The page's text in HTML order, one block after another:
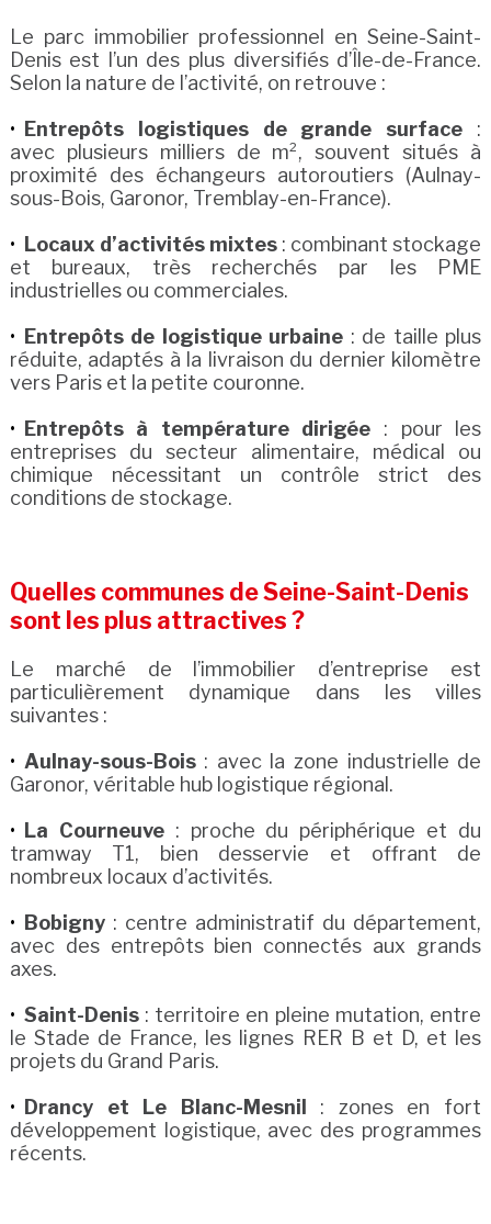
Le parc immobilier professionnel en Seine-Saint-
Denis est l’un des plus diversifiés d’Île-de-France.
Selon la nature de l’activité, on retrouve :
Entrepôts logistiques de grande surface :
avec plusieurs milliers de m², souvent situés à
proximité des échangeurs autoroutiers (Aulnay-
sous-Bois, Garonor, Tremblay-en-France).
Locaux d’activités mixtes: combinant stockage
et bureaux, très recherchés par les PME
industrielles ou commerciales.
Entrepôts de logistique urbaine : de taille plus
réduite, adaptés à la livraison du dernier kilomètre
vers Paris et la petite couronne.
Entrepôts à température dirigée : pour les
entreprises du secteur alimentaire, médical ou
chimique nécessitant un contrôle strict des
conditions de stockage.
Quelles communes de Seine-Saint-Denis
sont les plus attractives ?
Le marché de l’immobilier d’entreprise est
particulièrement dynamique dans les villes
suivantes :
Aulnay-sous-Bois: avec la zone industrielle de
Garonor, véritable hub logistique régional.
La Courneuve: proche du périphérique et du
tramway T1, bien desservie et offrant de
nombreux locaux d’activités.
Bobigny: centre administratif du département,
avec des entrepôts bien connectés aux grands
axes.
Saint-Denis: territoire en pleine mutation, entre
le Stade de France, les lignes RER B et D, et les
projets du Grand Paris.
Drancy et Le Blanc-Mesnil : zones en fort
développement logistique, avec des programmes
récents.